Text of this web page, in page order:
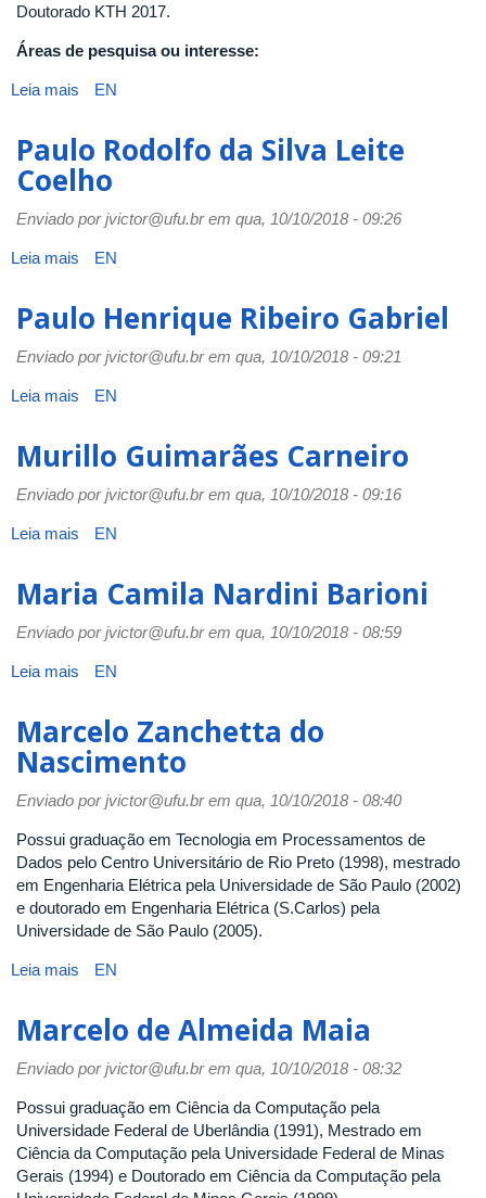
Doutorado KTH 2017.
Áreas de pesquisa ou interesse:
Leia mais sobre
EN
Paulo Rodolfo da Silva Leite
Coelho
Enviado porjvictor@ufu.brem qua, 10/10/2018 - 09:26
Leia mais sobre
da
Silva
Leite
Coelho
EN
Paulo Henrique Ribeiro Gabriel
Enviado porjvictor@ufu.brem qua, 10/10/2018 - 09:21
Leia mais sobre
Henrique
Ribeiro
Gabriel
EN
Murillo Guimarães Carneiro
Enviado porjvictor@ufu.brem qua, 10/10/2018 - 09:16
Leia mais sobre
Carneiro
EN
Maria Camila Nardini Barioni
Enviado porjvictor@ufu.brem qua, 10/10/2018 - 08:59
Leia mais sobre
Camila
Nardini
Barioni
EN
Marcelo Zanchetta do
Nascimento
Enviado porjvictor@ufu.brem qua, 10/10/2018 - 08:40
Possui graduação em Tecnologia em Processamentos de
Dados pelo Centro Universitário de Rio Preto (1998), mestrado
em Engenharia Elétrica pela Universidade de São Paulo (2002)
e doutorado em Engenharia Elétrica (S.Carlos) pela
Universidade de São Paulo (2005).
Leia mais sobre
Zanchetta
do
Nascimento
EN
Marcelo de Almeida Maia
Enviado porjvictor@ufu.brem qua, 10/10/2018 - 08:32
Possui graduação em Ciência da Computação pela
Universidade Federal de Uberlândia (1991), Mestrado em
Ciência da Computação pela Universidade Federal de Minas
Gerais (1994) e Doutorado em Ciência da Computação pela